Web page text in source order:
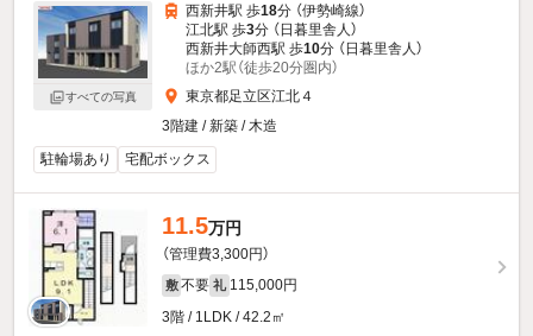
すべての写真
西新井駅 歩18分 （伊勢崎線）
江北駅 歩3分 （日暮里舎人）
西新井大師西駅 歩10分 （日暮里舎人）
ほか2駅（徒歩20分圏内）
東京都足立区江北４
3階建 / 新築 / 木造
駐輪場あり
宅配ボックス
11.5万円
（管理費3,300円）
敷 不要 礼 115,000円
3階 / 1LDK / 42.2㎡